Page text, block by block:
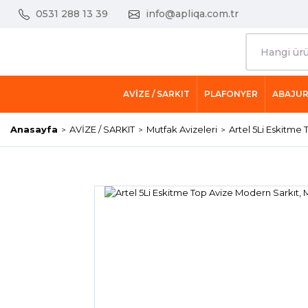
0531 288 13 39 info@apliqa.com.tr
AVİZE / SARKIT PLAFONYER ABAJUR
Anasayfa AVİZE / SARKIT Mutfak Avizeleri Artel 5Li Eskitme